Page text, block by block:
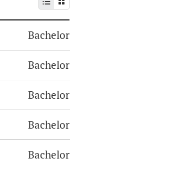
Bachelor
Bachelor
Bachelor
Bachelor
Bachelor